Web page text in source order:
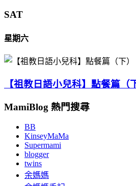
SAT
星期六
【祖教日語小兒科】點餐篇（
MamiBlog 熱門搜尋
BB
KinseyMaMa
Supermami
blogger
twins
余媽媽